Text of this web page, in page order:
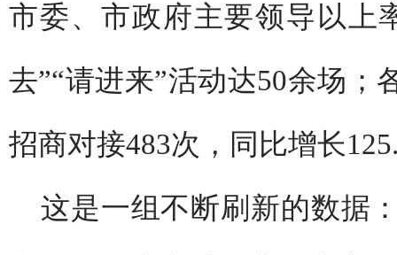
市委、市政府主要领导以上
去”“请进来”活动达50余场；
招商对接483次，同比增长
这是一组不断刷新的数据